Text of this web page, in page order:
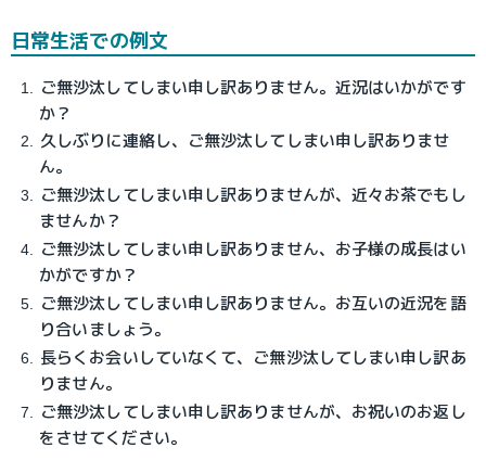
日常生活での例文
ご無沙汰してしまい申し訳ありません。近況はいかがです
か？
久しぶりに連絡し、ご無沙汰してしまい申し訳ありませ
ん。
ご無沙汰してしまい申し訳ありませんが、近々お茶でもし
ませんか？
ご無沙汰してしまい申し訳ありません、お子様の成長はい
かがですか？
ご無沙汰してしまい申し訳ありません。お互いの近況を語
り合いましょう。
長らくお会いしていなくて、ご無沙汰してしまい申し訳あ
りません。
ご無沙汰してしまい申し訳ありませんが、お祝いのお返し
をさせてください。